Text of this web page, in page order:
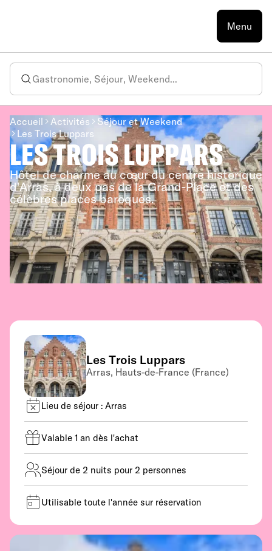
Menu
Accueil Activités
Séjour et Weekend
Les Trois Luppars
LES TROIS LUPPARS
Hôtel de charme au cœur du centre historique
d'Arras, à deux pas de la Grand-Place et des
célèbres places baroques.
Les Trois Luppars
Arras, Hauts-de-France (France)
Lieu de séjour : Arras
Valable 1 an dès l'achat
Séjour de 2 nuits pour 2 personnes
Utilisable toute l'année sur réservation